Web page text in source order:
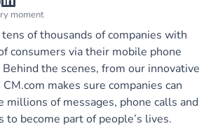
moment
of thousands of companies with
consumers via their mobile phone
Behind the scenes, from our innovative
makes sure companies can
millions of messages, phone calls and
to become part of people’s lives.